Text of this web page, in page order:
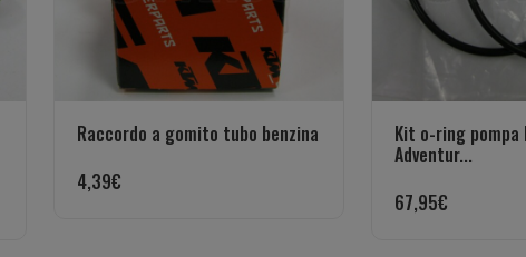
Raccordo a gomito tubo benzina
4,39€
Kit o-ring pompa
Adventur...
67,95€